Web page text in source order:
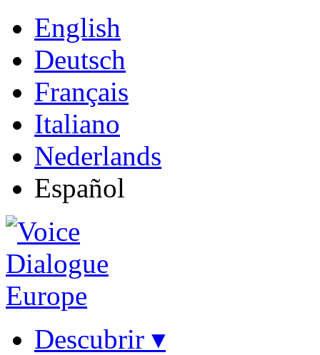
English
Deutsch
Français
Italiano
Nederlands
Español
Descubrir ▾